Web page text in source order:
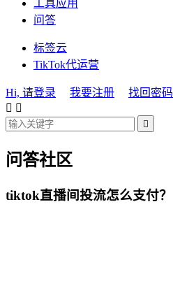
工具应用
问答
标签云
TikTok代运营
Hi, 请登录 我要注册
找回密码
 

问答社区
tiktok直播间投流怎么支付？